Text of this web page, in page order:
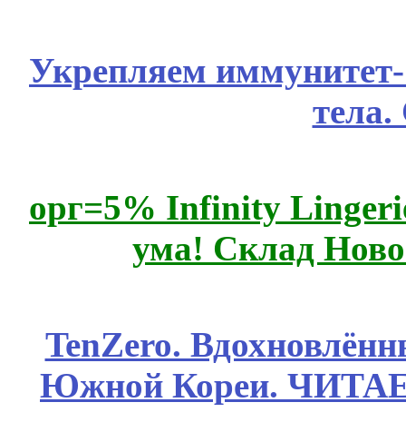
Укрепляем
орг=5% Infinity
ума! Склад
TenZero.
Южной Кореи.